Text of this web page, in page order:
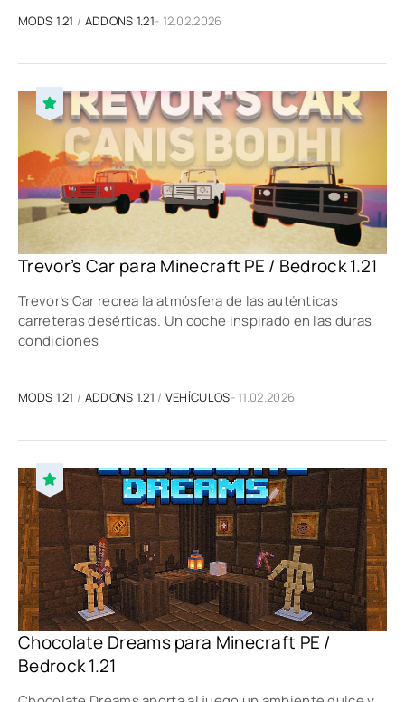
MODS 1.21 / ADDONS 1.21- 12.02.2026
Trevor’s Car para Minecraft PE / Bedrock 1.21
Trevor’s Car recrea la atmósfera de las auténticas
carreteras desérticas. Un coche inspirado en las duras
condiciones
MODS 1.21 / ADDONS 1.21 / VEHÍCULOS- 11.02.2026
Chocolate Dreams para Minecraft PE /
Bedrock 1.21